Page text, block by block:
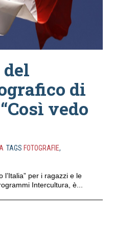
di
vedo
TAGS FOTOGRAFIE,
l’Italia” per i ragazzi e le
Intercultura, è...